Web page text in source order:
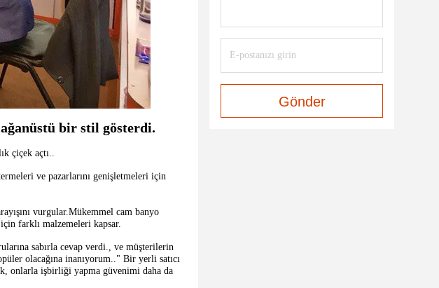
bir stil gösterdi.
çiçek açtı..
ve pazarlarını genişletmeleri için
vurgular.Mükemmel cam banyo
farklı malzemeleri kapsar.
sabırla cevap verdi., ve müşterilerin
olacağına inanıyorum.." Bir yerli satıcı
onlarla işbirliği yapma güvenimi daha da
Gönder